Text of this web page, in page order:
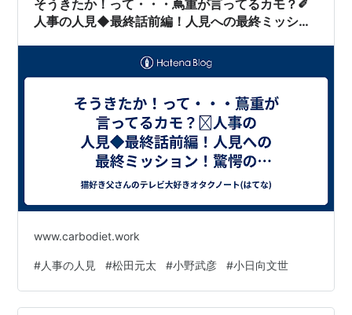
そうきたか！って・・・蔦重が言ってるカモ？✐
人事の人見◆最終話前編！人見への最終ミッショ
www.carbodiet.work
#人事の人見 #松田元太 #小野武彦 #小日向文世